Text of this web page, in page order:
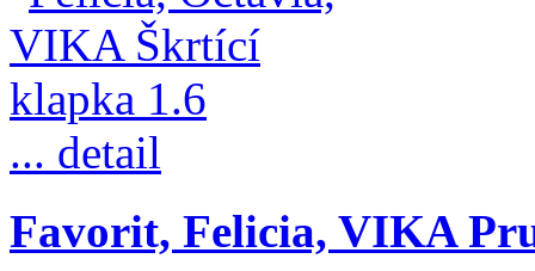
... detail
Favorit, Felicia, VIKA